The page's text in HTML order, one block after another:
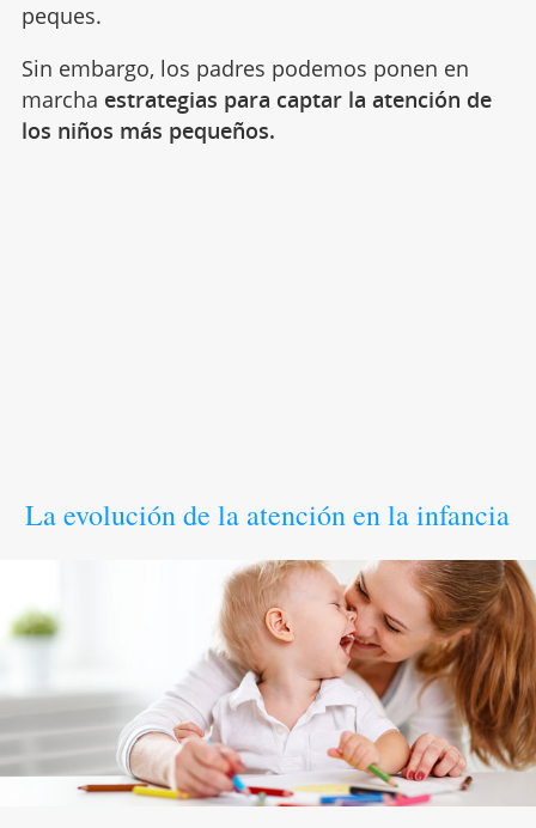
peques.
Sin embargo, los padres podemos ponen en
marcha estrategias para captar la atención de
los niños más pequeños.
La evolución de la atención en la infancia